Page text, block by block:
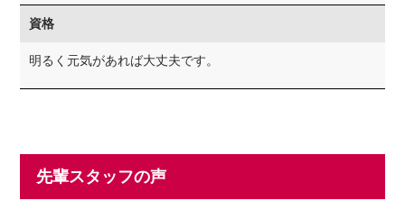
資格
明るく元気があれば大丈夫です。
先輩スタッフの声